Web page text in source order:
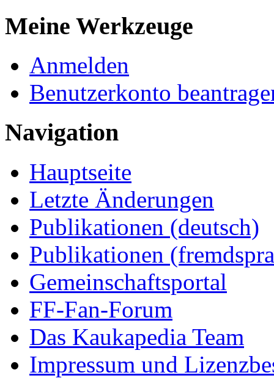
Meine Werkzeuge
Anmelden
Benutzerkonto
Navigation
Hauptseite
Letzte Änderungen
Publikationen (deutsch)
Publikationen
Gemeinschaftsportal
FF-Fan-Forum
Das Kaukapedia Team
Impressum und